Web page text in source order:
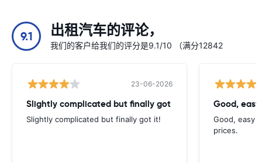
9.1 出租汽车的评论，
我们的客户给我们的评分是9.1/10 （满分12842
23-06-2026
Slightly complicated but finally got
Slightly complicated but finally got it!
Good,
Good, easy
prices.